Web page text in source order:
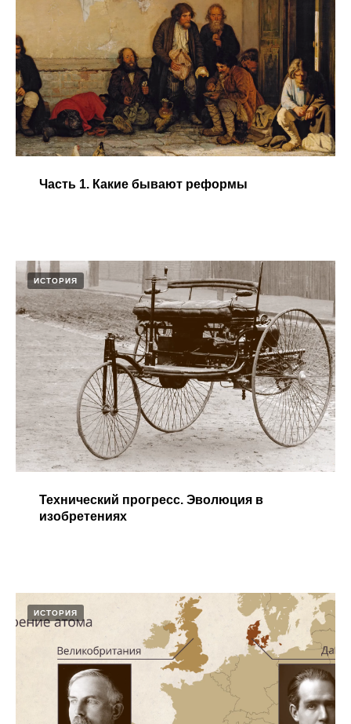
Часть 1. Какие бывают реформы
ИСТОРИЯ
Технический прогресс. Эволюция в
изобретениях
ИСТОРИЯ